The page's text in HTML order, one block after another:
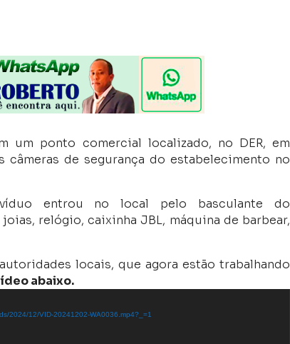
um ponto comercial localizado, no DER, em
de segurança do estabelecimento no
entrou no local pelo basculante do
relógio, caixinha JBL, máquina de barbear,
locais, que agora estão trabalhando
abaixo.
2024/12/VID-20241202-WA0036.mp4?_=1